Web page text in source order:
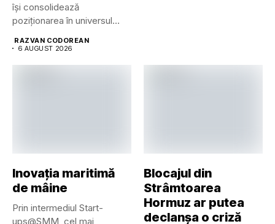
își consolidează
poziționarea în universul
RAZVAN CODOREAN
6 AUGUST 2026
Inovația maritimă
de mâine
Prin intermediul Start-
ups@SMM, cel mai
Blocajul din
Strâmtoarea
Hormuz ar putea
declanșa o criză